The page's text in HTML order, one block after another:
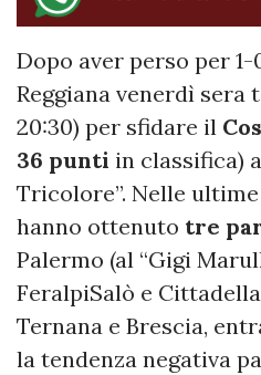
Dopo aver perso per
Reggiana venerdì sera
20:30) per sfidare il
36 punti in classifica)
Tricolore”. Nelle
hanno ottenuto tre
Palermo (al “Gigi
FeralpiSalò e
Ternana e Brescia,
la tendenza negativa